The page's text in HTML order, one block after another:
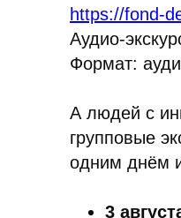
https://fond-
Аудио-
Формат:
А людей с
групповые
одним днём
3